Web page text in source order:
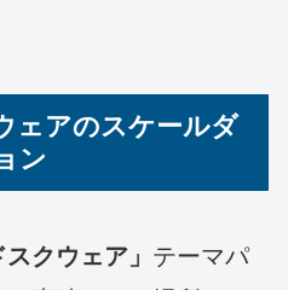
ェアのスケールダ
ン
クウェア」 テーマパ